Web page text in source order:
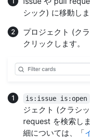
シック) に移動しま
プロジェクト (クラ
クリックします。
is:issue is:open
ジェクト (クラシ
request を検索し
細については、「